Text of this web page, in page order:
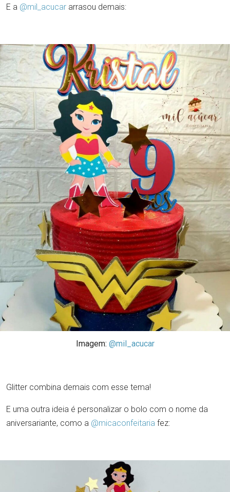
E a @mil_acucar arrasou demais:
Imagem: @mil_acucar
Glitter combina demais com esse tema!
E uma outra ideia é personalizar o bolo com o nome da
aniversariante, como a @micaconfeitaria fez: